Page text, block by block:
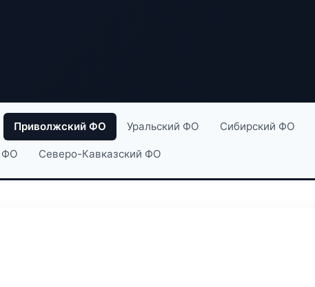
Приволжский ФО Уральский ФО Сибирский ФО
Северо-Кавказский ФО